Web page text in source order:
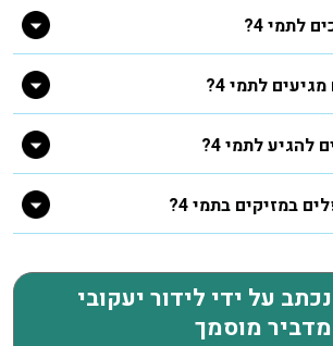
לתמי 4?
לתמי 4?
להגיע לתמי 4?
במזיקים בתמי 4?
נכתב על ידי לידור יעקובי
מדביר מוסמך